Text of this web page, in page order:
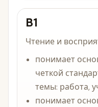
B1
Чтение и
понимает
четкой
темы: работа,
понимает